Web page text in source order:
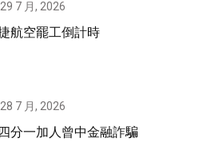
29 7 月, 2026
航空罷工倒計時
28 7 月, 2026
分一加人曾中金融詐騙